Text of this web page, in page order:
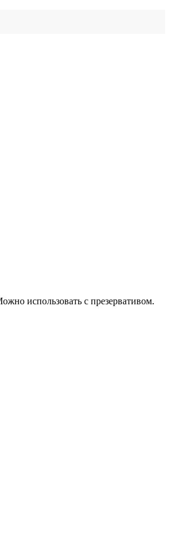
использовать с презервативом.